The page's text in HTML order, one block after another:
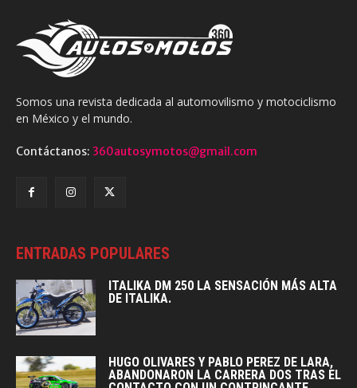
Somos una revista dedicada al automovilismo y motociclismo
en México y el mundo.
Contáctanos: 360autosymotos@gmail.com
ENTRADAS POPULARES
ITALIKA DM 250 LA SENSACIÓN MÁS ALTA
DE ITALIKA.
HUGO OLIVARES Y PABLO PEREZ DE LARA,
ABANDONARON LA CARRERA DOS TRAS EL